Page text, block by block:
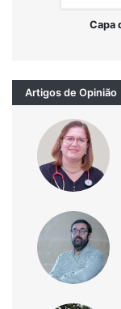
Capa
Artigos de Opinião